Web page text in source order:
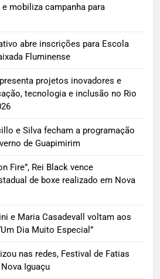
mobiliza campanha para
abre inscrições para Escola
Fluminense
projetos inovadores e
tecnologia e inclusão no Rio
e Silva fecham a programação
de Guapimirim
Fire”, Rei Black vence
de boxe realizado em Nova
e Maria Casadevall voltam aos
Dia Muito Especial”
nas redes, Festival de Fatias
Iguaçu